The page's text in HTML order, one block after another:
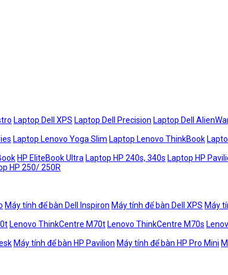
Laptop Dell XPS Laptop Dell Precision Laptop Dell
Laptop Lenovo Yoga Slim Laptop Lenovo ThinkBook
HP EliteBook Ultra Laptop HP 240s, 340s Laptop HP
HP 250/ 250R
Máy tính để bàn Dell Inspiron Máy tính để bàn Dell XPS Máy
Lenovo ThinkCentre M70t Lenovo ThinkCentre M70s
Máy tính để bàn HP Pavilion Máy tính để bàn HP Pro Mini